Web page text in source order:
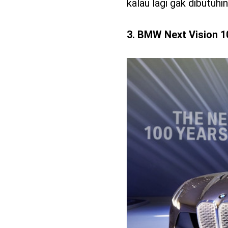
kalau lagi gak
3. BMW Next Vision